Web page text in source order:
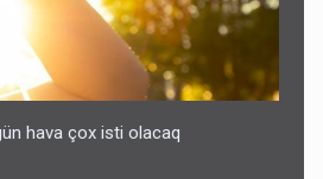
hava çox isti olacaq